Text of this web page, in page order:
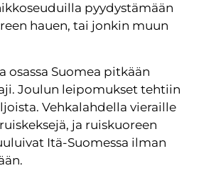
pyydystämään
hauen, tai jonkin muun
osassa Suomea pitkään
Joulun leipomukset tehtiin
Vehkalahdella vieraille
ja ruiskuoreen
Itä-Suomessa ilman